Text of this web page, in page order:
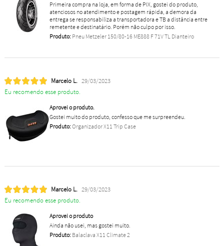
Primeira compra na loja, em forma de PIX, gostei do produto,
atenciosos no atendimento e postagem rápida, a demora da
entrega se responsabiliza a transportadora e TB a distância entre
remetente e destinatário. Porém não culpo por isso.
Produto:Pneu Metzeler 150/80-16 ME888 F 71V TL Dianteiro
Marcelo L. 29/03/2023
Eu recomendo esse produto.
Aprovei o produto.
Gostei muito do produto, confesso que me surpreendeu.
Produto:Organizador X11 Trip Case
Marcelo L. 29/03/2023
Eu recomendo esse produto.
Aprovei o produto
Ainda não usei, mas gostei muito.
Produto:Balaclava X11 Climate 2